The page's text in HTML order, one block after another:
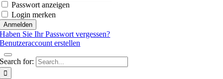
Passwort anzeigen
Login merken
Haben Sie Ihr Passwort vergessen?
Benutzeraccount erstellen
Search for: